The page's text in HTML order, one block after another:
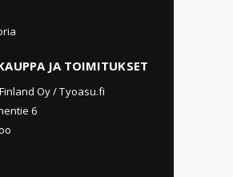
JA TOIMITUKSET
Oy / Tyoasu.fi
6